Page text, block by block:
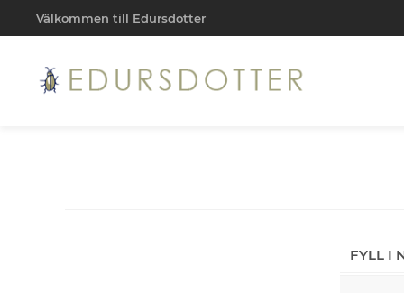
Välkommen till Edursdotter
FYLL I